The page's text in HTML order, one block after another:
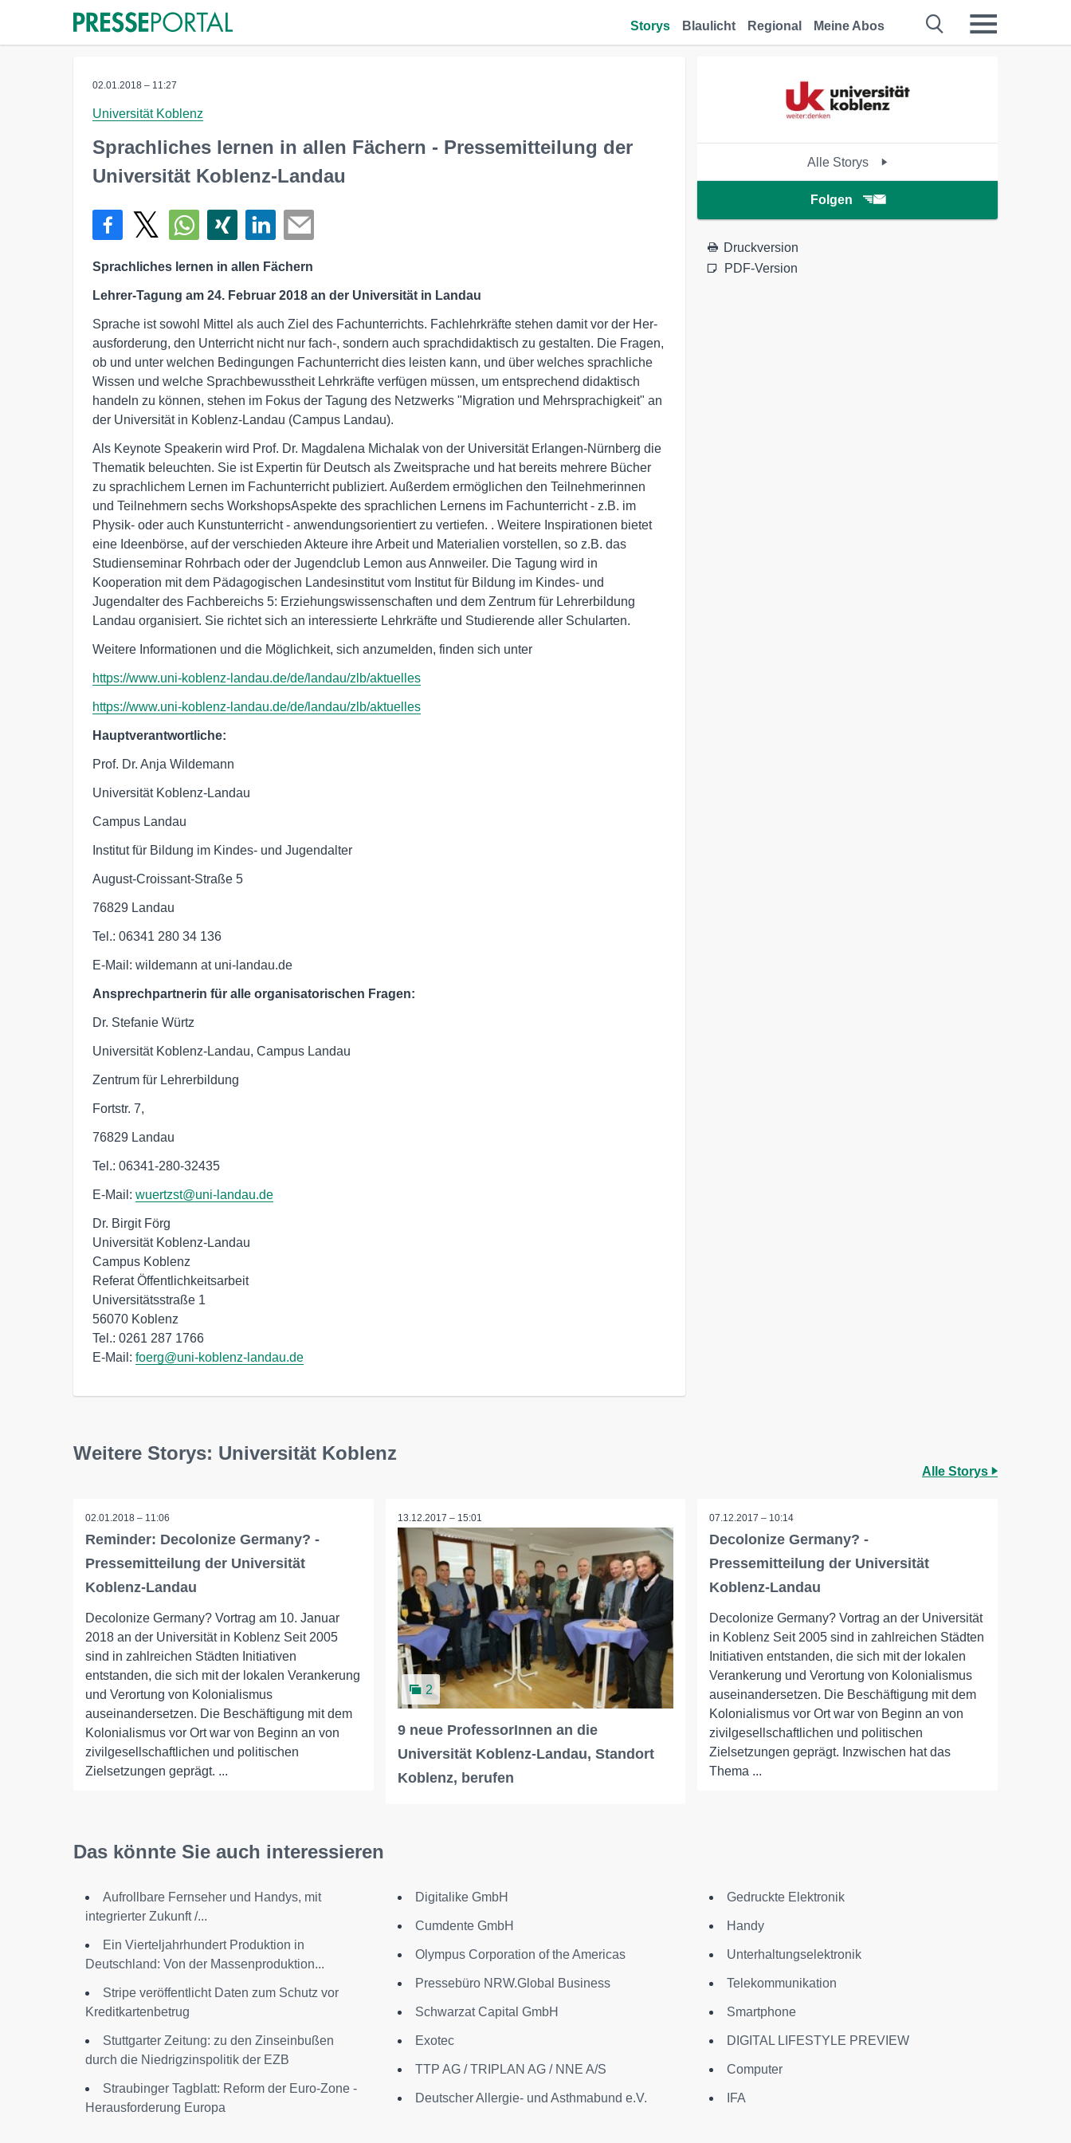
Storys Blaulicht Regional Meine Abos
02.01.2018 – 11:27
Universität Koblenz
Sprachliches lernen in allen Fächern - Pressemitteilung der
Universität Koblenz-Landau
Sprachliches lernen in allen Fächern
Lehrer-Tagung am 24. Februar 2018 an der Universität in Landau
Sprache ist sowohl Mittel als auch Ziel des Fachunterrichts. Fachlehrkräfte stehen damit vor der Her­
ausforderung, den Unterricht nicht nur fach-, sondern auch sprachdidaktisch zu gestalten. Die Fragen,
ob und unter welchen Bedingungen Fachunterricht dies leisten kann, und über welches sprachliche
Wissen und welche Sprachbewusstheit Lehrkräfte verfügen müssen, um entsprechend didaktisch
handeln zu können, stehen im Fokus der Tagung des Netzwerks "Migration und Mehrsprachigkeit" an
der Universität in Koblenz-Landau (Campus Landau).
Als Keynote Speakerin wird Prof. Dr. Magdalena Michalak von der Universität Erlangen-Nürnberg die
Thematik beleuchten. Sie ist Expertin für Deutsch als Zweitsprache und hat bereits mehrere Bücher
zu sprachlichem Lernen im Fachunterricht publiziert. Außerdem ermöglichen den Teilnehmerinnen
und Teilnehmern sechs WorkshopsAspekte des sprachlichen Lernens im Fachunterricht - z.B. im
Physik- oder auch Kunstunterricht - anwendungsorientiert zu vertiefen. . Weitere Inspirationen bietet
eine Ideenbörse, auf der verschieden Akteure ihre Arbeit und Materialien vorstellen, so z.B. das
Studienseminar Rohrbach oder der Jugendclub Lemon aus Annweiler. Die Tagung wird in
Kooperation mit dem Pädagogischen Landesinstitut vom Institut für Bildung im Kindes- und
Jugendalter des Fachbereichs 5: Erziehungswissenschaften und dem Zentrum für Lehrerbildung
Landau organisiert. Sie richtet sich an interessierte Lehrkräfte und Studierende aller Schularten.
Weitere Informationen und die Möglichkeit, sich anzumelden, finden sich unter
https://www.uni-koblenz-landau.de/de/landau/zlb/aktuelles
https://www.uni-koblenz-landau.de/de/landau/zlb/aktuelles
Hauptverantwortliche:
Prof. Dr. Anja Wildemann
Universität Koblenz-Landau
Campus Landau
Institut für Bildung im Kindes- und Jugendalter
August-Croissant-Straße 5
76829 Landau
Tel.: 06341 280 34 136
E-Mail: wildemann at uni-landau.de
Ansprechpartnerin für alle organisatorischen Fragen:
Dr. Stefanie Würtz
Universität Koblenz-Landau, Campus Landau
Zentrum für Lehrerbildung
Fortstr. 7,
76829 Landau
Tel.: 06341-280-32435
E-Mail: wuertzst@uni-landau.de
Dr. Birgit Förg
Universität Koblenz-Landau
Campus Koblenz
Referat Öffentlichkeitsarbeit
Universitätsstraße 1
56070 Koblenz
Tel.: 0261 287 1766
E-Mail: foerg@uni-koblenz-landau.de
Alle Storys
Folgen
Druckversion
PDF-Version
Weitere Storys: Universität Koblenz
Alle Storys
02.01.2018 – 11:06
Reminder: Decolonize Germany? -
Pressemitteilung der Universität
Koblenz-Landau
Decolonize Germany? Vortrag am 10. Januar
2018 an der Universität in Koblenz Seit 2005
sind in zahlreichen Städten Initiativen
entstanden, die sich mit der lokalen Verankerung
und Verortung von Kolonialismus
auseinandersetzen. Die Beschäftigung mit dem
Kolonialismus vor Ort war von Beginn an von
zivilgesellschaftlichen und politischen
Zielsetzungen geprägt. ...
13.12.2017 – 15:01
2
9 neue ProfessorInnen an die
Universität Koblenz-Landau, Standort
Koblenz, berufen
07.12.2017 – 10:14
Decolonize Germany? -
Pressemitteilung der Universität
Koblenz-Landau
Decolonize Germany? Vortrag an der Universität
in Koblenz Seit 2005 sind in zahlreichen Städten
Initiativen entstanden, die sich mit der lokalen
Verankerung und Verortung von Kolonialismus
auseinandersetzen. Die Beschäftigung mit dem
Kolonialismus vor Ort war von Beginn an von
zivilgesellschaftlichen und politischen
Zielsetzungen geprägt. Inzwischen hat das
Thema ...
Das könnte Sie auch interessieren
Aufrollbare Fernseher und Handys, mit
integrierter Zukunft /...
Ein Vierteljahrhundert Produktion in
Deutschland: Von der Massenproduktion...
Stripe veröffentlicht Daten zum Schutz vor
Kreditkartenbetrug
Stuttgarter Zeitung: zu den Zinseinbußen
durch die Niedrigzinspolitik der EZB
Straubinger Tagblatt: Reform der Euro-Zone -
Herausforderung Europa
Digitalike GmbH
Cumdente GmbH
Olympus Corporation of the Americas
Pressebüro NRW.Global Business
Schwarzat Capital GmbH
Exotec
TTP AG / TRIPLAN AG / NNE A/S
Deutscher Allergie- und Asthmabund e.V.
Gedruckte Elektronik
Handy
Unterhaltungselektronik
Telekommunikation
Smartphone
DIGITAL LIFESTYLE PREVIEW
Computer
IFA